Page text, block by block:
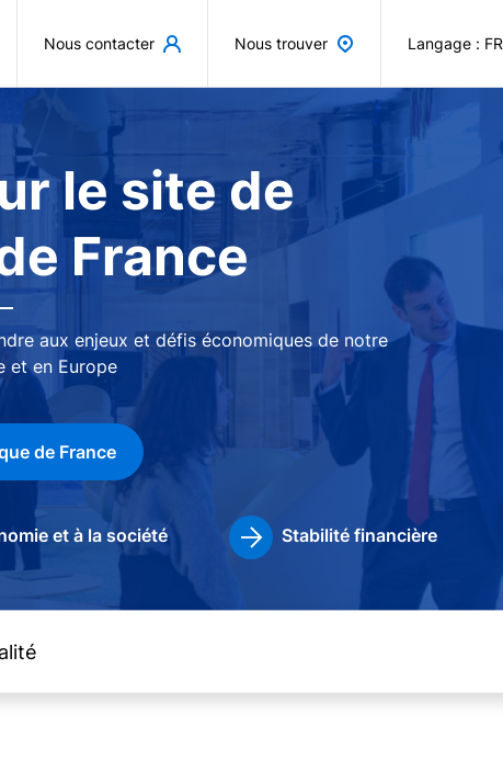
Nous contacter Nous trouver Langage : FR
le site de
France
aux enjeux et défis économiques de notre
et en Europe
de France
et à la société Stabilité financière